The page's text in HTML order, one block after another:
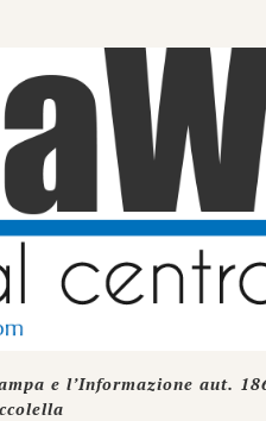
e l’Informazione aut.